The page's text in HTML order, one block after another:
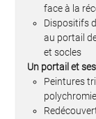
face à la
Dispositifs
au portail
et socles
Un portail et
Peintures